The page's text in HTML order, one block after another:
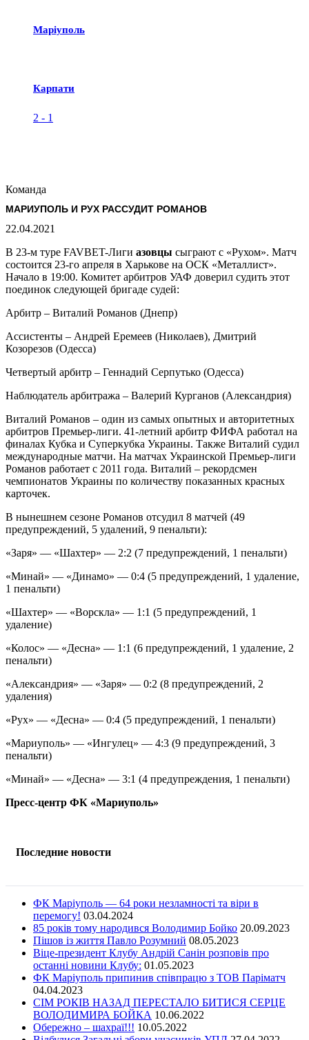
Маріуполь
Карпати
2 - 1
Команда
МАРИУПОЛЬ И РУХ РАССУДИТ РОМАНОВ
22.04.2021
В 23-м туре FAVBET-Лиги азовцы сыграют с «Рухом». Матч
состоится 23-го апреля в Харькове на ОСК «Металлист».
Начало в 19:00. Комитет арбитров УАФ доверил судить этот
поединок следующей бригаде судей:
Арбитр – Виталий Романов (Днепр)
Ассистенты – Андрей Еремеев (Николаев), Дмитрий
Козорезов (Одесса)
Четвертый арбитр – Геннадий Серпутько (Одесса)
Наблюдатель арбитража – Валерий Курганов (Александрия)
Виталий Романов – один из самых опытных и авторитетных
арбитров Премьер-лиги. 41-летний арбитр ФИФА работал на
финалах Кубка и Суперкубка Украины. Также Виталий судил
международные матчи. На матчах Украинской Премьер-лиги
Романов работает с 2011 года. Виталий – рекордсмен
чемпионатов Украины по количеству показанных красных
карточек.
В нынешнем сезоне Романов отсудил 8 матчей (49
предупреждений, 5 удалений, 9 пенальти):
«Заря» — «Шахтер» — 2:2 (7 предупреждений, 1 пенальти)
«Минай» — «Динамо» — 0:4 (5 предупреждений, 1 удаление,
1 пенальти)
«Шахтер» — «Ворскла» — 1:1 (5 предупреждений, 1
удаление)
«Колос» — «Десна» — 1:1 (6 предупреждений, 1 удаление, 2
пенальти)
«Александрия» — «Заря» — 0:2 (8 предупреждений, 2
удаления)
«Рух» — «Десна» — 0:4 (5 предупреждений, 1 пенальти)
«Мариуполь» — «Ингулец» — 4:3 (9 предупреждений, 3
пенальти)
«Минай» — «Десна» — 3:1 (4 предупреждения, 1 пенальти)
Пресс-центр ФК «Мариуполь»
Последние новости
ФК Маріуполь — 64 роки незламності та віри в
перемогу! 03.04.2024
85 років тому народився Володимир Бойко 20.09.2023
Пішов із життя Павло Розумний 08.05.2023
Віце-президент Клубу Андрій Санін розповів про
останні новини Клубу: 01.05.2023
ФК Маріуполь припинив співпрацю з ТОВ Паріматч
04.04.2023
СІМ РОКІВ НАЗАД ПЕРЕСТАЛО БИТИСЯ СЕРЦЕ
ВОЛОДИМИРА БОЙКА 10.06.2022
Обережно – шахраї!!! 10.05.2022